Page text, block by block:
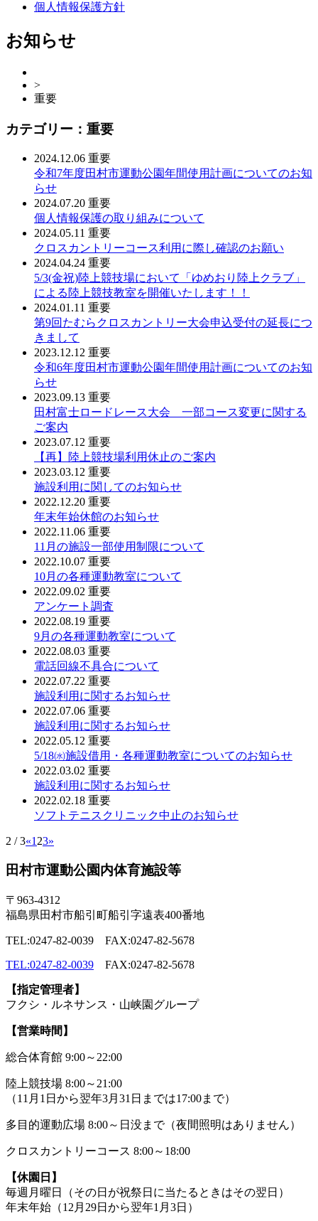
個人情報保護方針
お知らせ
>
重要
カテゴリー：重要
2024.12.06 重要
令和7年度田村市運動公園年間使用計画についてのお知
らせ
2024.07.20 重要
個人情報保護の取り組みについて
2024.05.11 重要
クロスカントリーコース利用に際し確認のお願い
2024.04.24 重要
5/3(金祝)陸上競技場において「ゆめおり陸上クラブ」
による陸上競技教室を開催いたします！！
2024.01.11 重要
第9回たむらクロスカントリー大会申込受付の延長につ
きまして
2023.12.12 重要
令和6年度田村市運動公園年間使用計画についてのお知
らせ
2023.09.13 重要
田村富士ロードレース大会 一部コース変更に関する
ご案内
2023.07.12 重要
【再】陸上競技場利用休止のご案内
2023.03.12 重要
施設利用に関してのお知らせ
2022.12.20 重要
年末年始休館のお知らせ
2022.11.06 重要
11月の施設一部使用制限について
2022.10.07 重要
10月の各種運動教室について
2022.09.02 重要
アンケート調査
2022.08.19 重要
9月の各種運動教室について
2022.08.03 重要
電話回線不具合について
2022.07.22 重要
施設利用に関するお知らせ
2022.07.06 重要
施設利用に関するお知らせ
2022.05.12 重要
5/18㈬施設借用・各種運動教室についてのお知らせ
2022.03.02 重要
施設利用に関するお知らせ
2022.02.18 重要
ソフトテニスクリニック中止のお知らせ
2 / 3«1 23»
田村市運動公園内体育施設等
〒963-4312
福島県田村市船引町船引字遠表400番地
TEL:0247-82-0039 FAX:0247-82-5678
TEL:0247-82-0039 FAX:0247-82-5678
【指定管理者】
フクシ・ルネサンス・山峡園グループ
【営業時間】
総合体育館 9:00～22:00
陸上競技場 8:00～21:00
（11月1日から翌年3月31日までは17:00まで）
多目的運動広場 8:00～日没まで（夜間照明はありません）
クロスカントリーコース 8:00～18:00
【休園日】
毎週月曜日（その日が祝祭日に当たるときはその翌日）
年末年始（12月29日から翌年1月3日）